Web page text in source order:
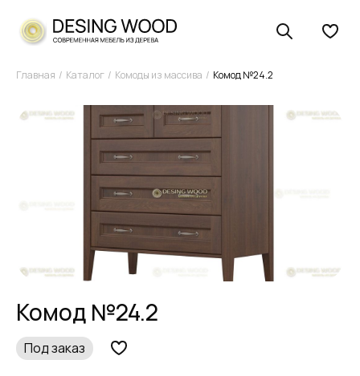
Главная Каталог Комоды из массива Комод №24.2
Комод №24.2
Под заказ